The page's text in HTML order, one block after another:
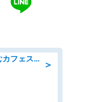
＞
ホールスタッフ/「家具屋が営むカフェスタッフ!」週2日～OK!嬉しいまかない付き/岡山県/浅口郡里庄町